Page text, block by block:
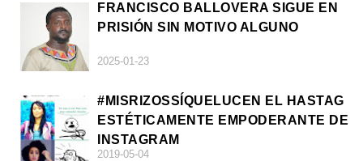
FRANCISCO BALLOVERA SIGUE EN
PRISIÓN SIN MOTIVO ALGUNO
2025-01-23
#MISRIZOSSÍQUELUCEN EL HASTAG
ESTÉTICAMENTE EMPODERANTE DE
INSTAGRAM
2019-05-04